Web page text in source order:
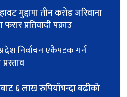
मुद्दामा तीन करोड जरिवाना
प्रतिवादी पक्राउ
निर्वाचन एकैपटक गर्न
६ लाख रुपियाँभन्दा बढीको